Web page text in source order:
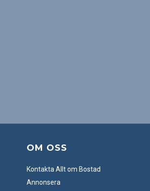
OM OSS
Kontakta Allt om Bostad
Annonsera